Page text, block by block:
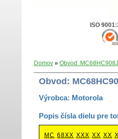
ISO
Domov » Obvod:
Obvod:
Výrobca: Motorola
Popis čísla dielu pre
MC 68XX XXX XX XX X